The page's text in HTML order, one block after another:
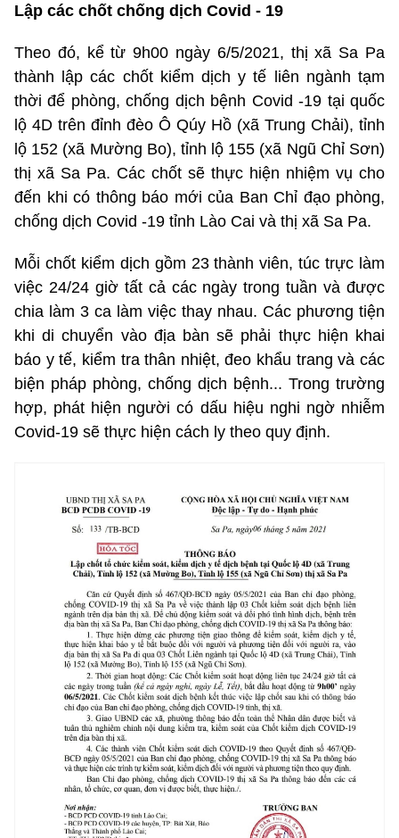
Lập các chốt chống dịch Covid - 19
Theo đó, kể từ 9h00 ngày 6/5/2021, thị xã Sa Pa
thành lập các chốt kiểm dịch y tế liên ngành tạm
thời để phòng, chống dịch bệnh Covid -19 tại quốc
lộ 4D trên đỉnh đèo Ô Qúy Hồ (xã Trung Chải), tỉnh
lộ 152 (xã Mường Bo), tỉnh lộ 155 (xã Ngũ Chỉ Sơn)
thị xã Sa Pa. Các chốt sẽ thực hiện nhiệm vụ cho
đến khi có thông báo mới của Ban Chỉ đạo phòng,
chống dịch Covid -19 tỉnh Lào Cai và thị xã Sa Pa.
Mỗi chốt kiểm dịch gồm 23 thành viên, túc trực làm
việc 24/24 giờ tất cả các ngày trong tuần và được
chia làm 3 ca làm việc thay nhau. Các phương tiện
khi di chuyển vào địa bàn sẽ phải thực hiện khai
báo y tế, kiểm tra thân nhiệt, đeo khẩu trang và các
biện pháp phòng, chống dịch bệnh... Trong trường
hợp, phát hiện người có dấu hiệu nghi ngờ nhiễm
Covid-19 sẽ thực hiện cách ly theo quy định.